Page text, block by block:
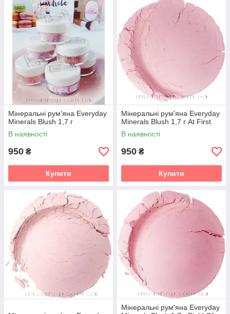
Мінеральні рум'яна Everyday
Minerals Blush 1,7 г
В наявності
950 ₴
Купити
Мінеральні рум'яна Everyday
Minerals Blush 1,7 г At First
В наявності
950 ₴
Купити
Мінеральні рум'яна Everyday